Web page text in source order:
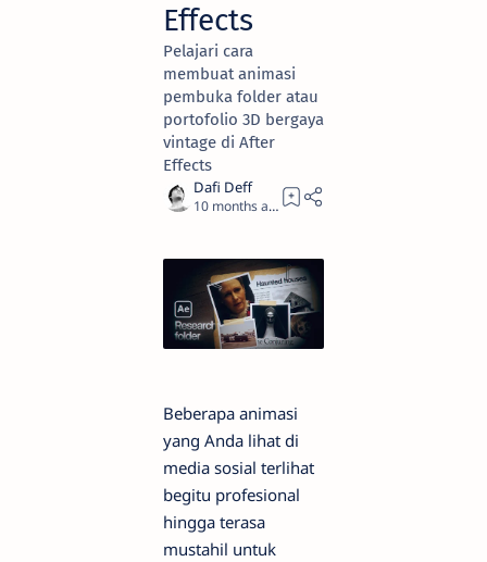
Effects
Pelajari cara
membuat animasi
pembuka folder atau
portofolio 3D bergaya
vintage di After
Effects
10 months ago 6
Beberapa animasi
yang Anda lihat di
media sosial terlihat
begitu profesional
hingga terasa
mustahil untuk